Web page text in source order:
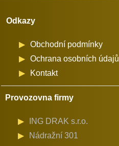
Odkazy
Obchodní podmínky
Ochrana osobních údajů
Kontakt
Provozovna firmy
ING DRAK s.r.o.
Nádražní 301